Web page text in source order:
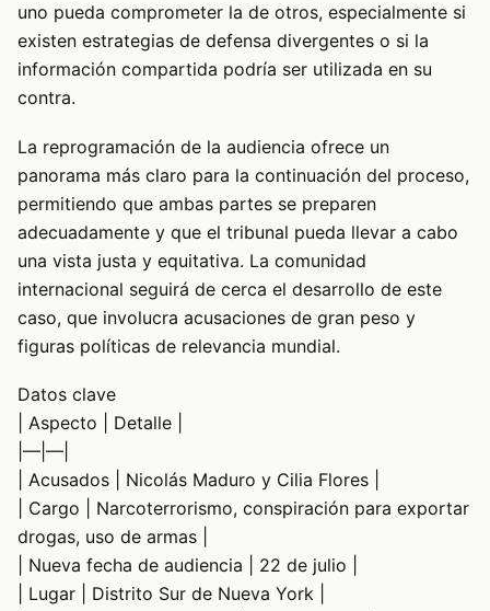
uno pueda comprometer la de otros, especialmente si
existen estrategias de defensa divergentes o si la
información compartida podría ser utilizada en su
contra.
La reprogramación de la audiencia ofrece un
panorama más claro para la continuación del proceso,
permitiendo que ambas partes se preparen
adecuadamente y que el tribunal pueda llevar a cabo
una vista justa y equitativa. La comunidad
internacional seguirá de cerca el desarrollo de este
caso, que involucra acusaciones de gran peso y
figuras políticas de relevancia mundial.
Datos clave
| Aspecto | Detalle |
|—|—|
| Acusados | Nicolás Maduro y Cilia Flores |
| Cargo | Narcoterrorismo, conspiración para exportar
drogas, uso de armas |
| Nueva fecha de audiencia | 22 de julio |
| Lugar | Distrito Sur de Nueva York |